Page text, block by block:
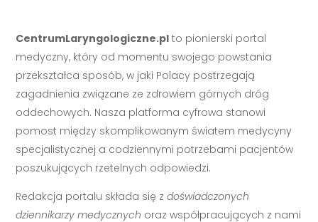
CentrumLaryngologiczne.pl to pionierski portal
medyczny, który od momentu swojego powstania
przekształca sposób, w jaki Polacy postrzegają
zagadnienia związane ze zdrowiem górnych dróg
oddechowych. Nasza platforma cyfrowa stanowi
pomost między skomplikowanym światem medycyny
specjalistycznej a codziennymi potrzebami pacjentów
poszukujących rzetelnych odpowiedzi.
Redakcja portalu składa się zdoświadczonych
dziennikarzy medycznych oraz współpracujących z nami